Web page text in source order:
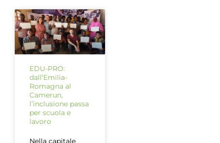
EDU-PRO:
dall’Emilia-
Romagna al
Camerun,
l’inclusione passa
per scuola e
lavoro
Nella capitale